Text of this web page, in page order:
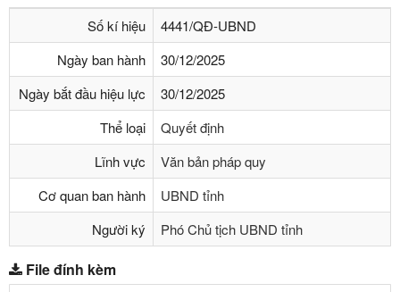
Số kí hiệu
4441/QÐ-UBND
Ngày ban hành
30/12/2025
Ngày bắt đầu hiệu lực
30/12/2025
Thể loại
Quyết định
Lĩnh vực
Văn bản pháp quy
Cơ quan ban hành
UBND tỉnh
Người ký
Phó Chủ tịch UBND tỉnh
File đính kèm